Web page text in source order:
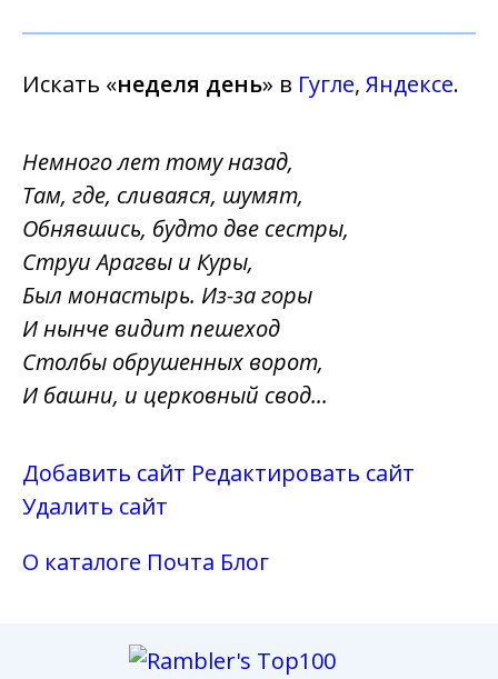
Искать «неделя день» в Гугле, Яндексе.
Немного лет тому назад,
Там, где, сливаяся, шумят,
Обнявшись, будто две сестры,
Струи Арагвы и Куры,
Был монастырь. Из-за горы
И нынче видит пешеход
Столбы обрушенных ворот,
И башни, и церковный свод...
Добавить сайт Редактировать сайт
Удалить сайт
О каталоге Почта Блог